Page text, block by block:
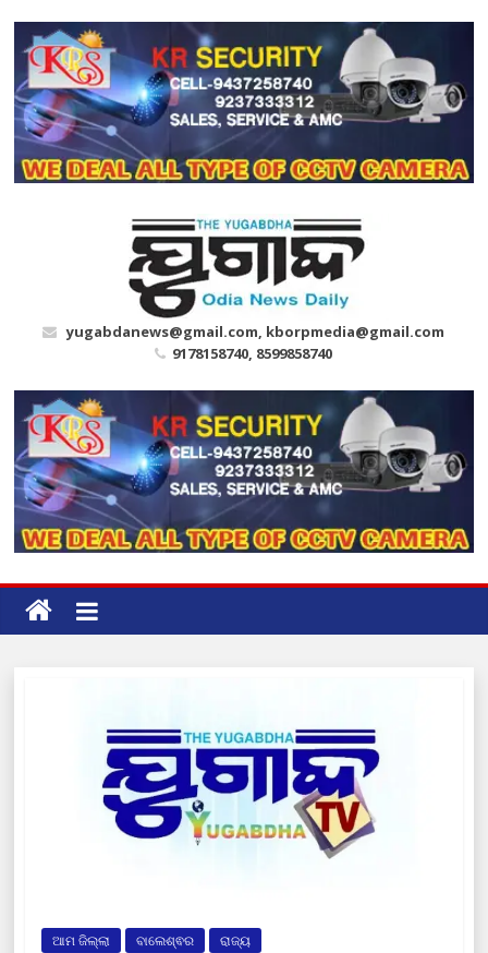
content
yugabdanews@gmail.com, kborpmedia@gmail.com
9178158740, 8599858740
ଆମ ଜିଲ୍ଲା ବାଲେଶ୍ଵର ରାଜ୍ୟ